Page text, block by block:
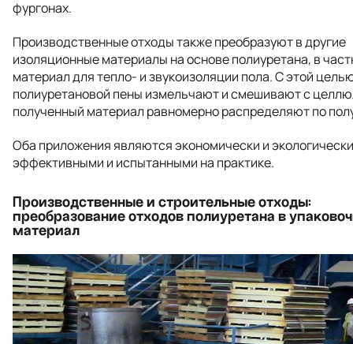
фургонах.
Производственные отходы также преобразуют в другие
изоляционные материалы на основе полиуретана, в
материал для тепло- и звукоизоляции пола. С этой
полиуретановой пены измельчают и смешивают с
полученный материал равномерно распределяют по
Оба приложения являются экономически и экологически
эффективными и испытанными на практике.
Производственные и строительные отходы:
преобразование отходов полиуретана в
материал